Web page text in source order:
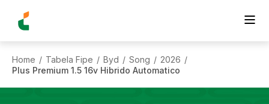
Home / Tabela Fipe / Byd / Song / 2026 /
Plus Premium 1.5 16v Hibrido Automatico